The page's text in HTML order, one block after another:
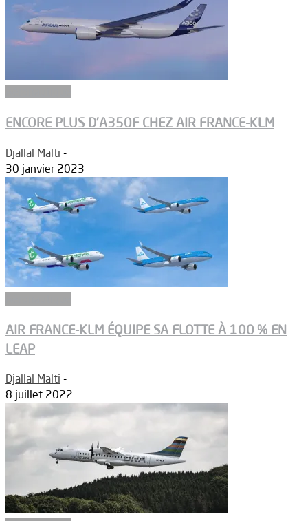
ENCORE PLUS D’A350F CHEZ AIR FRANCE-KLM
Djallal Malti -
30 janvier 2023
AIR FRANCE-KLM ÉQUIPE SA FLOTTE À 100 % EN
LEAP
Djallal Malti -
8 juillet 2022